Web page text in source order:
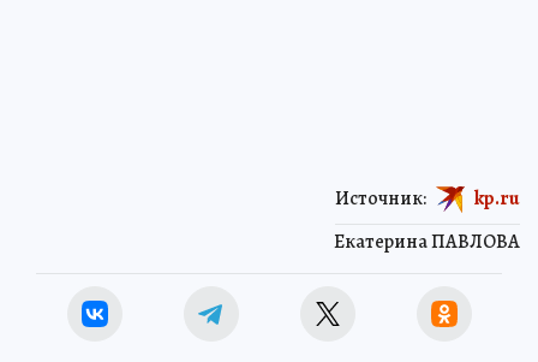
Екатерина ПАВЛОВА
Источник: kp.ru